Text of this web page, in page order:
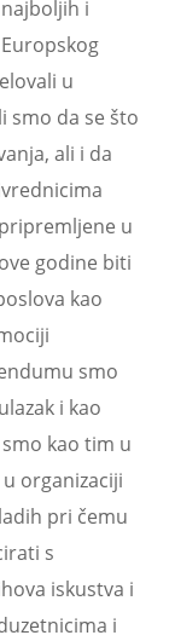
i
u
smo da se što
ali i da
u
godine biti
kao
smo
i kao
kao tim u
organizaciji
pri čemu
s
iskustva i
i